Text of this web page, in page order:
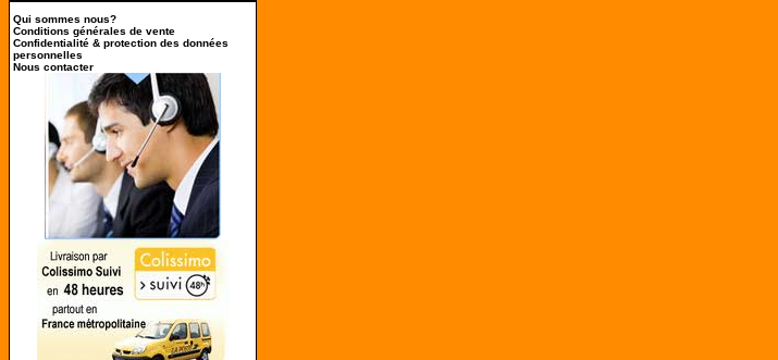
Qui sommes nous?
Conditions générales de vente
Confidentialité & protection des données
personnelles
Nous contacter